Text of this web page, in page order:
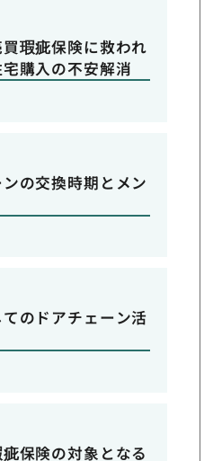
瑕疵保険に救われ
購入の不安解消
の交換時期とメン
のドアチェーン活
保険の対象となる